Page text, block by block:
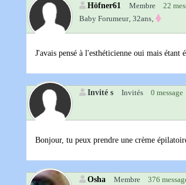
Höfner61 Membre 22
Baby Forumeur‚ 32ans‚
J'avais pensé à l'esthéticienne oui mais étant
Invité s Invités 0 message
Bonjour, tu peux prendre une crème
Osha Membre
376